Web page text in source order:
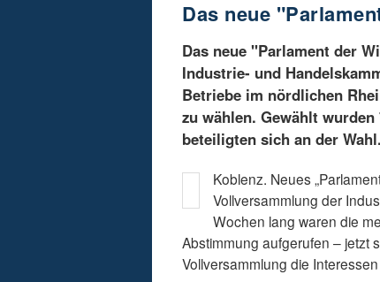
Das neue
Das neue "Parlament der
Industrie- und
Betriebe im nördlichen
zu wählen. Gewählt
beteiligten sich an der Wahl.
Koblenz. Neues
Vollversammlung der
Wochen lang waren die
Abstimmung aufgerufen – jetzt
Vollversammlung die